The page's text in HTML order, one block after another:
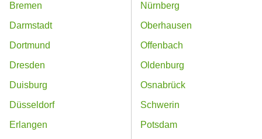
Bremen
Darmstadt
Dortmund
Dresden
Duisburg
Düsseldorf
Erlangen
Nürnberg
Oberhausen
Offenbach
Oldenburg
Osnabrück
Schwerin
Potsdam